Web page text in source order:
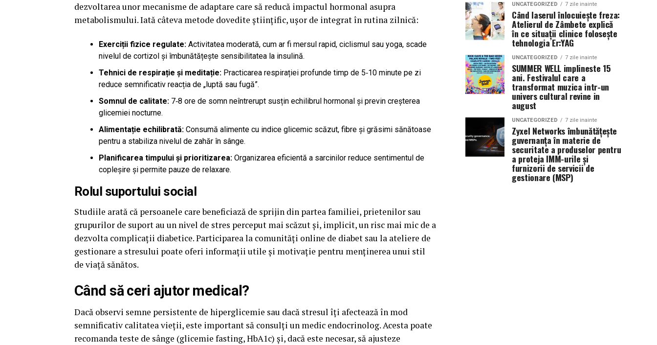
dezvoltarea unor mecanisme de adaptare care să reducă impactul hormonal asupra
metabolismului. Iată câteva metode dovedite științific, ușor de integrat în rutina zilnică:
Exerciții fizice regulate: Activitatea moderată, cum ar fi mersul rapid, ciclismul sau yoga, scade
nivelul de cortizol și îmbunătățește sensibilitatea la insulină.
Tehnici de respirație și meditație: Practicarea respirației profunde timp de 5‑10 minute pe zi
reduce semnificativ reacția de „luptă sau fugă”.
Somnul de calitate: 7‑8 ore de somn neîntrerupt susțin echilibrul hormonal și previn creșterea
glicemiei nocturne.
Alimentație echilibrată: Consumă alimente cu indice glicemic scăzut, fibre și grăsimi sănătoase
pentru a stabiliza nivelul de zahăr în sânge.
Planificarea timpului și prioritizarea: Organizarea eficientă a sarcinilor reduce sentimentul de
copleșire și permite pauze de relaxare.
Rolul suportului social
Studiile arată că persoanele care beneficiază de sprijin din partea familiei, prietenilor sau
grupurilor de suport au un nivel de stres perceput mai scăzut și, implicit, un risc mai mic de a
dezvolta complicații diabetice. Participarea la comunități online de diabet sau la ateliere de
gestionare a stresului poate oferi informații utile și motivație pentru menținerea unui stil
de viață sănătos.
Când să ceri ajutor medical?
Dacă observi semne persistente de hiperglicemie sau dacă stresul îți afectează în mod
semnificativ calitatea vieții, este important să consulți un medic endocrinolog. Acesta poate
recomanda teste de sânge (glicemie fasting, HbA1c) și, dacă este necesar, să ajusteze
UNCATEGORIZED 7 zile inainte
Când laserul înlocuiește freza:
Atelierul de Zâmbete explică
în ce situații clinice folosește
tehnologia Er:YAG
UNCATEGORIZED 7 zile inainte
SUMMER WELL implineste 15
ani. Festivalul care a
transformat muzica intr-un
univers cultural revine in
august
UNCATEGORIZED 7 zile inainte
Zyxel Networks îmbunătățește
guvernanța în materie de
securitate a produselor pentru
a proteja IMM-urile și
furnizorii de servicii de
gestionare (MSP)